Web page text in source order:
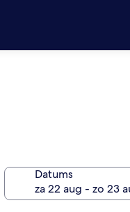
Datums